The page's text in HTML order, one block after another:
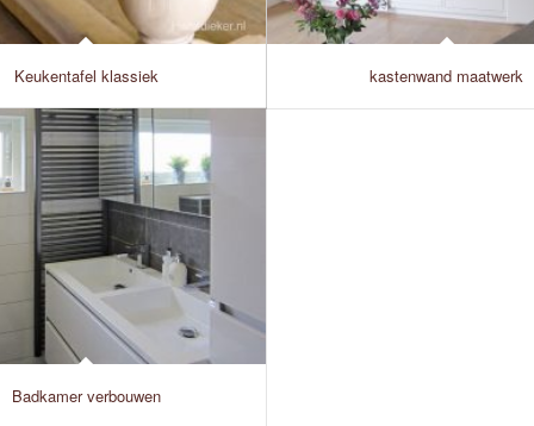
Keukentafel klassiek kastenwand maatwerk
Badkamer verbouwen